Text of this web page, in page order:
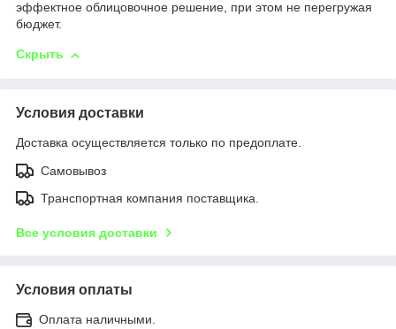
эффектное облицовочное решение, при этом не перегружая
бюджет.
Скрыть
Условия доставки
Доставка осуществляется только по предоплате.
Самовывоз
Транспортная компания поставщика.
Все условия доставки
Условия оплаты
Оплата наличными.